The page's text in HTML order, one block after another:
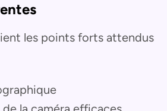
les points forts attendus